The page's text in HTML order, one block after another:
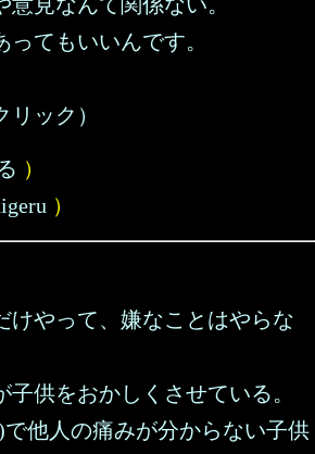
ってもいいんです。
リック）
）
）
けやって、嫌なことはやらな
子供をおかしくさせている。
他人の痛みが分からない子供